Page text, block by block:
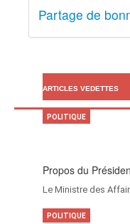
Partage de
ARTICLES VEDETTES
Propos du
Le Ministre des
POLITIQUE
POLITIQUE